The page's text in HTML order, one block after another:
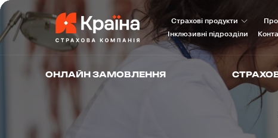
Страхові продукти
Інклюзивні підрозділи
ОНЛАЙН ЗАМОВЛЕННЯ